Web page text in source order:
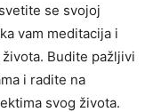
se svojoj
vam meditacija i
Budite pažljivi
i radite na
svog života.